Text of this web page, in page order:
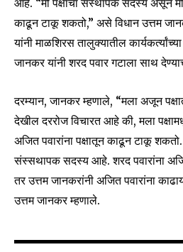
Join our
SUBSCRIBERS and
conversation.
or click the subscribe button below.
आहे. “मी पक्षाचा संस्थापक सदस्य असून
काढून टाकू शकतो,” असे विधान उत्तम
यांनी माळशिरस तालुक्यातील
जानकर यांनी शरद पवार गटाला साथ
दरम्यान, जानकर म्हणाले, “मला अजून
देखील दररोज विचारत आहे की, मला
अजित पवारांना पक्षातून काढून टाकू शकतो.
संस्सथापक सदस्य आहे. शरद पवारांना
तर उत्तम जानकरांनी अजित पवारांना
उत्तम जानकर म्हणाले.